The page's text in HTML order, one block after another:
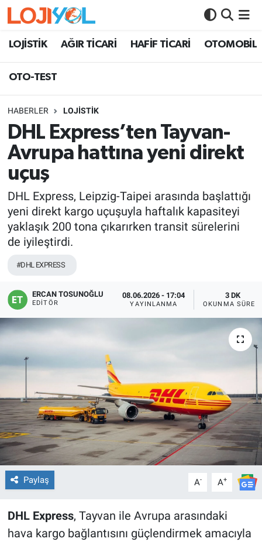
LOJİSTİK AĞIR TİCARİ HAFİF TİCARİ OTOMOBİL
OTO-TEST
HABERLER LOJİSTİK
DHL Express’ten Tayvan-
Avrupa hattına yeni direkt
uçuş
DHL Express, Leipzig-Taipei arasında başlattığı
yeni direkt kargo uçuşuyla haftalık kapasiteyi
yaklaşık 200 tona çıkarırken transit sürelerini
de iyileştirdi.
#DHL EXPRESS
ERCAN TOSUNOĞLU
EDITÖR
08.06.2026 - 17:04
YAYINLANMA
3 DK
OKUNMA SÜRESI
Paylaş A- A+
DHL Express, Tayvan ile Avrupa arasındaki
hava kargo bağlantısını güçlendirmek amacıyla
OTO-TEST